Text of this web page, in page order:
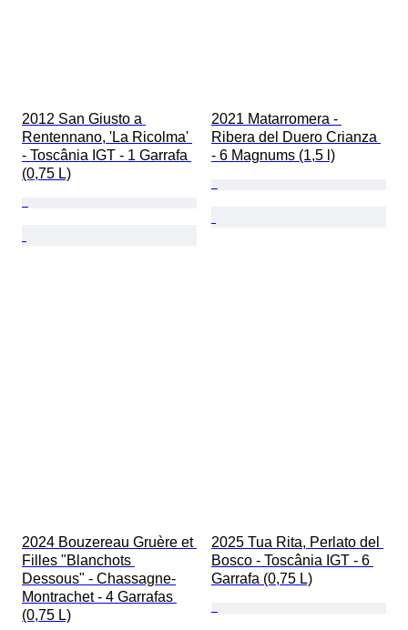
2012 San Giusto a
Rentennano, 'La Ricolma'
- Toscânia IGT - 1 Garrafa
(0,75 L)
2021 Matarromera -
Ribera del Duero Crianza
- 6 Magnums (1,5 l)
2024 Bouzereau Gruère et
Filles "Blanchots
Dessous" - Chassagne-
Montrachet - 4 Garrafas
(0,75 L)
2025 Tua Rita, Perlato del
Bosco - Toscânia IGT - 6
Garrafa (0,75 L)